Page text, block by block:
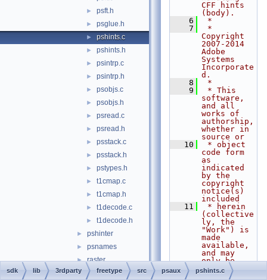
► psft.h
► psglue.h
► pshints.c
► pshints.h
► psintrp.c
► psintrp.h
► psobjs.c
► psobjs.h
► psread.c
► psread.h
► psstack.c
► psstack.h
► pstypes.h
► t1cmap.c
► t1cmap.h
► t1decode.c
► t1decode.h
► pshinter
► psnames
► raster
► sfnt
CFF hints
(body).
    6
*
    7
*
Copyright
2007-2014
Adobe
Systems
Incorporate
d.
    8
*
    9
* This
software,
and all
works of
authorship,
whether in
source or
   10
* object
code form
as
indicated
by the
copyright
notice(s)
included
   11
* herein
(collective
ly, the
"Work") is
made
available,
and may
only be
   12
* used,
modified,
sdk lib 3rdparty freetype src psaux pshints.c